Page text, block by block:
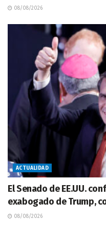
08/08/2026
ACTUALIDAD
El Senado de EE.UU.
exabogado de Trump,
08/08/2026